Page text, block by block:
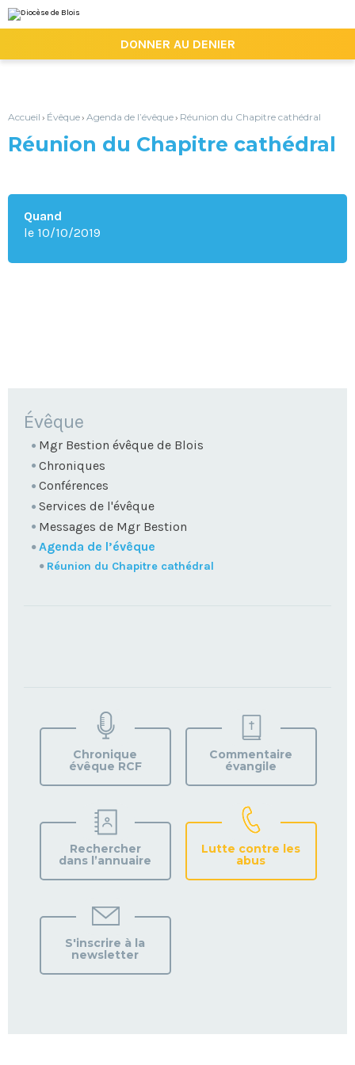
au
contenu.
la
personnels
DONNER AU DENIER
Accueil › Évêque› Agenda de l’évêque› Réunion du Chapitre cathédral
Réunion du Chapitre cathédral
Quand
le 10/10/2019
NAVIGATION
Évêque
Mgr Bestion évêque de Blois
Chroniques
Conférences
Services de l'évêque
Messages de Mgr Bestion
Agenda de l’évêque
Réunion du Chapitre cathédral
VOTRE
PAROISSE
Chronique
évêque RCF
Commentaire
évangile
Rechercher
dans l’annuaire
Lutte contre les
abus
S'inscrire à la
newsletter